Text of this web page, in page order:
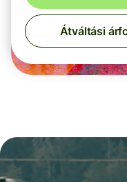
Átváltási